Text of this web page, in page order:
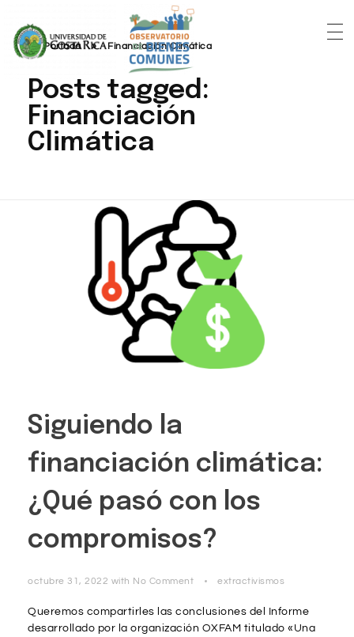
Portada » Financiación Climática
Posts tagged:
Financiación
Climática
Siguiendo la
financiación climática:
¿Qué pasó con los
compromisos?
octubre 31, 2022 with No Comment extractivismos
Queremos compartirles las conclusiones del Informe
desarrollado por la organización OXFAM titulado «Una